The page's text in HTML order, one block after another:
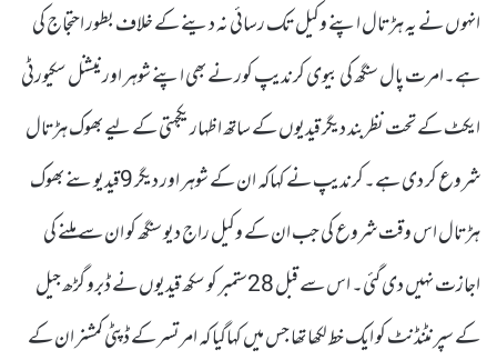
انہوں نے یہ ہڑتال اپنے وکیل تک رسائی نہ دینے کے خلاف بطور احتجاج کی
ہے۔امرت پال سنگھ کی بیوی کرندیپ کور نے بھی اپنے شوہر اورنیشنل سکیورٹی
ایکٹ کے تحت نظربند دیگر قیدیوں کے ساتھ اظہار یکجہتی کے لیے بھوک ہڑتال
شروع کر دی ہے۔کرندیپ نے کہاکہ ان کے شوہر اور دیگر 9قیدیوںنے بھوک
ہڑتال اس وقت شروع کی جب ان کے وکیل راج دیو سنگھ کو ان سے ملنے کی
اجازت نہیں دی گئی۔ اس سے قبل 28ستمبر کو سکھ قیدیوں نے ڈبرو گڑھ جیل
کے سپرنٹنڈنٹ کو ایک خط لکھا تھا جس میں کہاگیا کہ امرتسر کے ڈپٹی کمشنر ان کے